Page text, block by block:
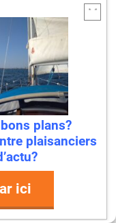
nous autorisera à
de navigation ou les ID
de retirer son
fonctonnalités et
de vos données
plans?
plaisanciers
ici